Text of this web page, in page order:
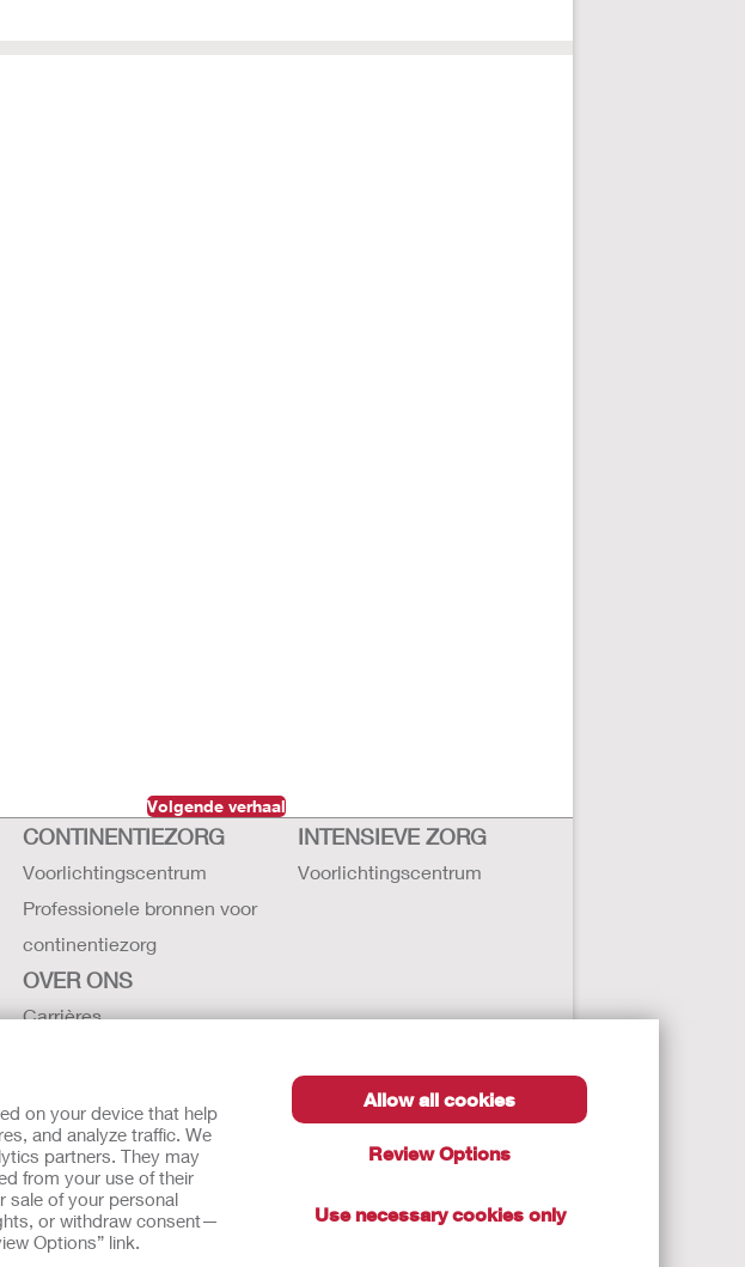
on your device that help
and analyze traffic. We
partners. They may
from your use of their
sale of your personal
or withdraw consent—
Options” link.
Allow all cookies
Review Options
Use necessary cookies only
Volgende verhaal
CONTINENTIEZORG
Voorlichtingscentrum
Professionele bronnen voor
continentiezorg
INTENSIEVE ZORG
Voorlichtingscentrum
OVER ONS
Carrières
De geschiedenis van Hollister
Nieuws en evenementen
eigen arts of andere zorgverlener.